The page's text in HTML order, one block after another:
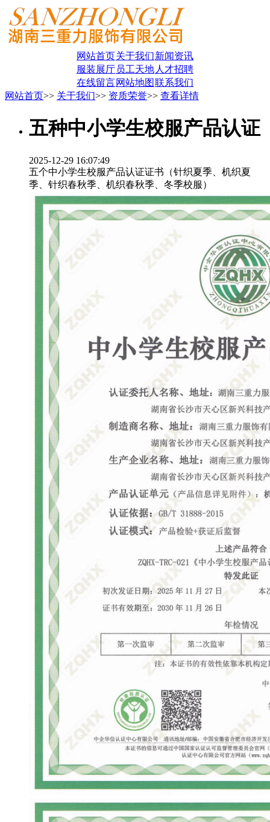
网站首页关于我们新闻资讯
服装展厅 员工天地 人才招聘
在线留言网站地图联系我们
网站首页>> 关于我们>> 资质荣誉>> 查看详情
五种中小学生校服产品认证
2025-12-29 16:07:49
五个中小学生校服产品认证证书（针织夏季、机织夏
季、针织春秋季、机织春秋季、冬季校服）